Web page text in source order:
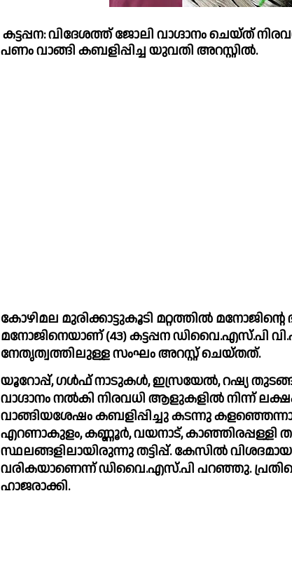
കട്ടപ്പന: വിദേശത്ത് ജോലി വാഗ്ദാനം ചെയ്ത്
പണം വാങ്ങി കബളിപ്പിച്ച യുവതി അറസ്റ്റില്‍.
കോഴിമല മുരിക്കാട്ടുകൂടി മറ്റത്തില്‍ മനോജിന്റെ
മനോജിനെയാണ് (43) കട്ടപ്പന ഡിവൈ.എസ്.പി
നേതൃത്വത്തിലുള്ള സംഘം അറസ്റ്റ് ചെയ്തത്.
യൂറോപ്പ്, ഗള്‍ഫ് നാടുകള്‍, ഇസ്രയേല്‍, റഷ്യ
വാഗ്ദാനം നല്‍കി നിരവധി ആളുകളില്‍ നിന്ന്
വാങ്ങിയശേഷം കബളിപ്പിച്ചു കടന്നു
എറണാകുളം, കണ്ണൂര്‍, വയനാട്, കാഞ്ഞിരപ്പള്ളി
സ്ഥലങ്ങളിലായിരുന്നു തട്ടിപ്പ്. കേസില്‍
വരികയാണെന്ന് ഡിവൈ.എസ്.പി പറഞ്ഞു.
ഹാജരാക്കി.